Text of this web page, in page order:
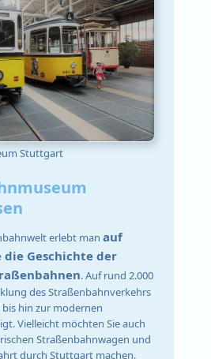
Stuttgart
erlebt manauf
Geschichte der
. Auf rund 2.000
des Straßenbahnverkehrs
hin zur modernen
Vielleicht möchten Sie auch
Straßenbahnwagen und
durch Stuttgart machen.